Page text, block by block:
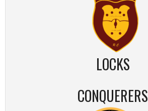
LOCKS
CONQUERERS